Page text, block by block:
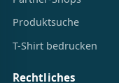
Produktsuche
T-Shirt bedrucken
Rechtliches